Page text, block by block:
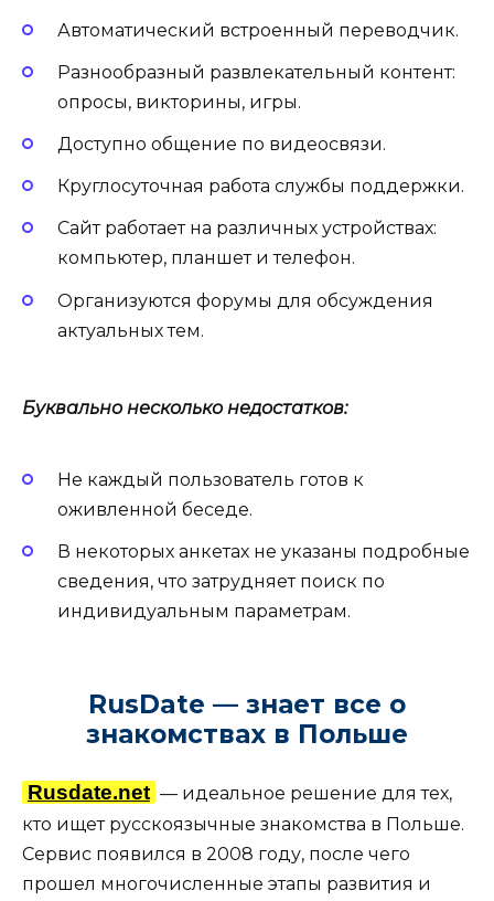
Автоматический встроенный переводчик.
Разнообразный развлекательный контент:
опросы, викторины, игры.
Доступно общение по видеосвязи.
Круглосуточная работа службы поддержки.
Сайт работает на различных устройствах:
компьютер, планшет и телефон.
Организуются форумы для обсуждения
актуальных тем.
Буквально несколько недостатков:
Не каждый пользователь готов к
оживленной беседе.
В некоторых анкетах не указаны подробные
сведения, что затрудняет поиск по
индивидуальным параметрам.
RusDate — знает все о
знакомствах в Польше
Rusdate.net — идеальное решение для тех,
кто ищет русскоязычные знакомства в Польше.
Сервис появился в 2008 году, после чего
прошел многочисленные этапы развития и